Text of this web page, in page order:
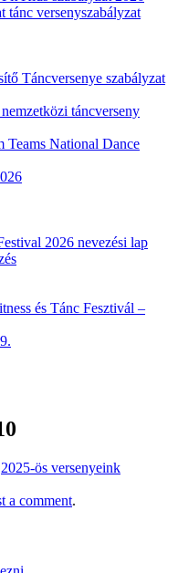
versenyszabályzat
Táncversenye szabályzat
táncverseny
Teams National Dance
2026 nevezési lap
és Tánc Fesztivál –
2025-ös versenyeink
a comment.